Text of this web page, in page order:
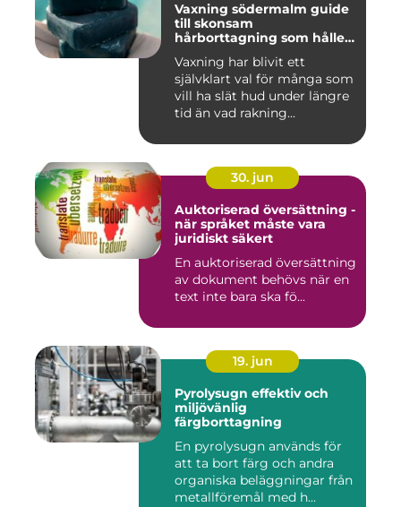
Vaxning södermalm guide
till skonsam
hårborttagning som håller
Vaxning har blivit ett
självklart val för många som
vill ha slät hud under längre
tid än vad rakning...
30. jun
Auktoriserad översättning -
när språket måste vara
juridiskt säkert
En auktoriserad översättning
av dokument behövs när en
text inte bara ska fö...
19. jun
Pyrolysugn effektiv och
miljövänlig
färgborttagning
En pyrolysugn används för
att ta bort färg och andra
organiska beläggningar från
metallföremål med h...